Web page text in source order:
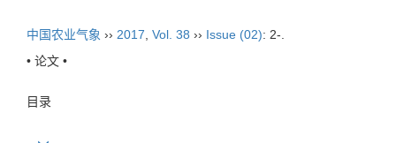
中国农业气象 ›› 2017 Vol. 38 ›› Issue (02): 2-.
• 论文 •
目录